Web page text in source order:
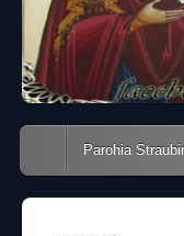
Main menu
Skip to content
Parohia